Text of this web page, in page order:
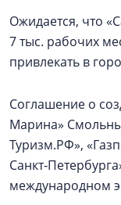
Ожидается, что
7 тыс. рабочих
привлекать в
Соглашение о
Марина»
Туризм.РФ»,
международном